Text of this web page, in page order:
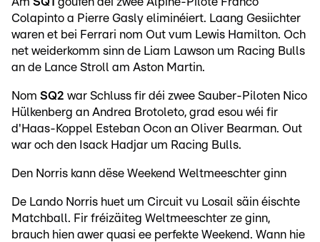
Colapinto a Pierre Gasly eliminéiert. Laang Gesiichter
waren et bei Ferrari nom Out vum Lewis Hamilton. Och
net weiderkomm sinn de Liam Lawson um Racing Bulls
an de Lance Stroll am Aston Martin.
Nom SQ2 war Schluss fir déi zwee Sauber-Piloten Nico
Hülkenberg an Andrea Brotoleto, grad esou wéi fir
d'Haas-Koppel Esteban Ocon an Oliver Bearman. Out
war och den Isack Hadjar um Racing Bulls.
Den Norris kann dëse Weekend Weltmeeschter ginn
De Lando Norris huet um Circuit vu Losail säin éischte
Matchball. Fir fréizäiteg Weltmeeschter ze ginn,
brauch hien awer quasi ee perfekte Weekend. Wann hie